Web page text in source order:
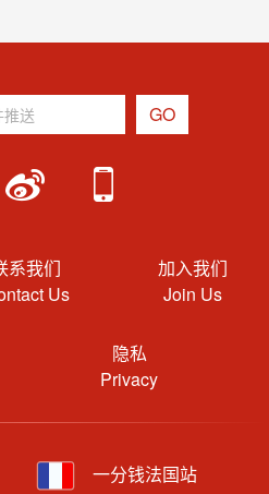
系我们
Us
加入我们
Join Us
隐私
Privacy
一分钱法国站